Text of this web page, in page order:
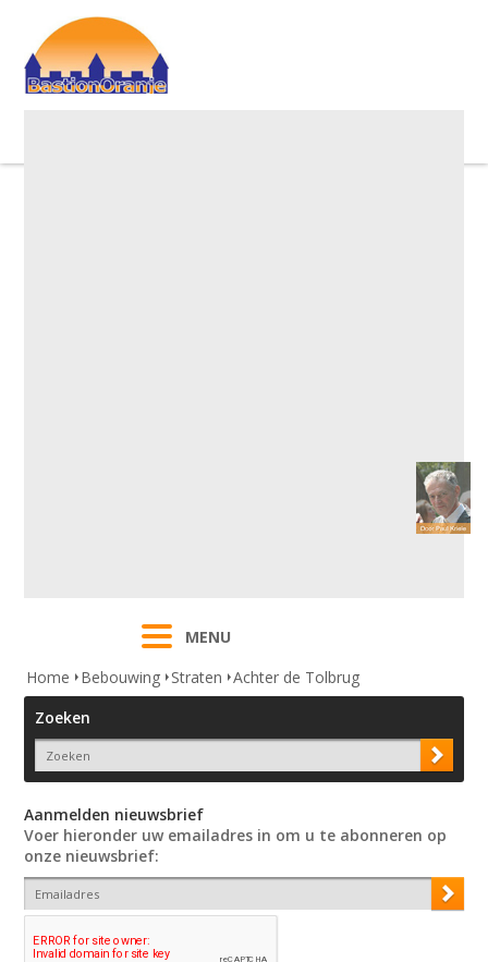
MENU
Home
Bebouwing Straten Achter de Tolbrug
Zoeken
Aanmelden nieuwsbrief
Voer hieronder uw emailadres in om u te abonneren op
onze nieuwsbrief: